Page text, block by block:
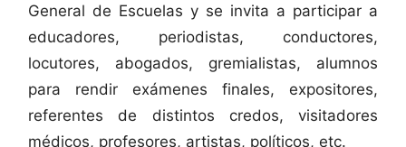
General de Escuelas y se invita a participar a
educadores, periodistas, conductores,
locutores, abogados, gremialistas, alumnos
para rendir exámenes finales, expositores,
referentes de distintos credos, visitadores
médicos, profesores, artistas, políticos, etc.